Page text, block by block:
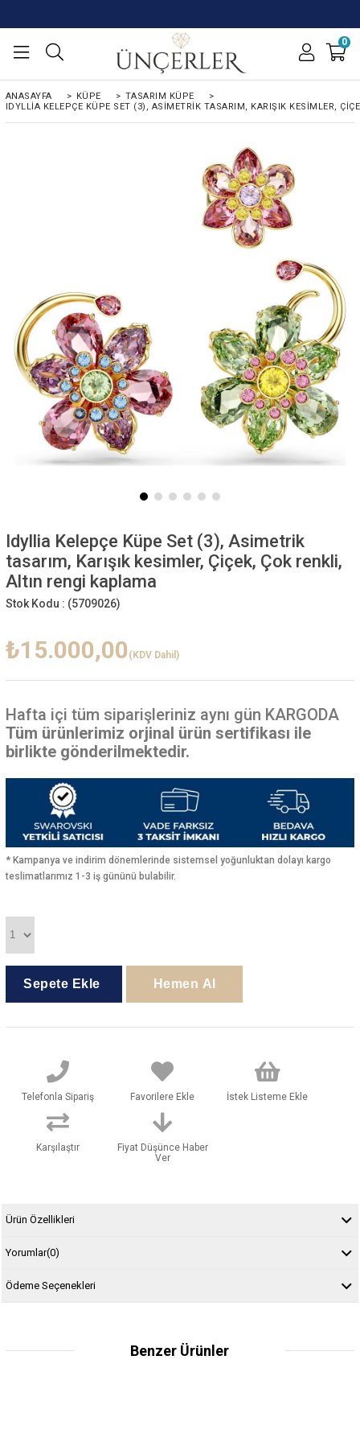
0
ANASAYFA > KÜPE > TASARIM KÜPE
>
IDYLLIA KELEPÇE KÜPE SET (3), ASIMETRIK TASARIM, KARIŞIK KESIMLER,
Idyllia Kelepçe Küpe Set (3), Asimetrik
tasarım, Karışık kesimler, Çiçek, Çok renkli,
Altın rengi kaplama
Stok Kodu : (5709026)
₺15.000,00 (KDV Dahil)
Hafta içi tüm siparişleriniz aynı gün KARGODA
Tüm ürünlerimiz orjinal ürün sertifikası ile
birlikte gönderilmektedir.
* Kampanya ve indirim dönemlerinde sistemsel yoğunluktan dolayı kargo
teslimatlarımız 1-3 iş gününü bulabilir.
Telefonla Sipariş Favorilere Ekle İstek Listeme Ekle
Karşılaştır
Fiyat Düşünce Haber
Ver
Ürün Özellikleri
Yorumlar(0)
Ödeme Seçenekleri
Benzer Ürünler